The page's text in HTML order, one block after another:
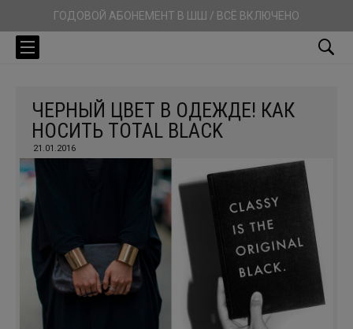
ГОДОВОЙ АБОНЕМЕНТ В ШШ / ВСЁ ВКЛЮЧЕНО
ЧЕРНЫЙ ЦВЕТ В ОДЕЖДЕ! КАК
НОСИТЬ TOTAL BLACK
21.01.2016